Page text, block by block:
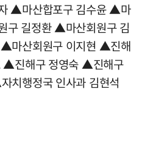
▲마산합포구 김수윤 ▲마
구 길정환 ▲마산회원구 김
마산회원구 이지현 ▲진해
▲진해구 정영숙 ▲진해구
치행정국 인사과 김현석